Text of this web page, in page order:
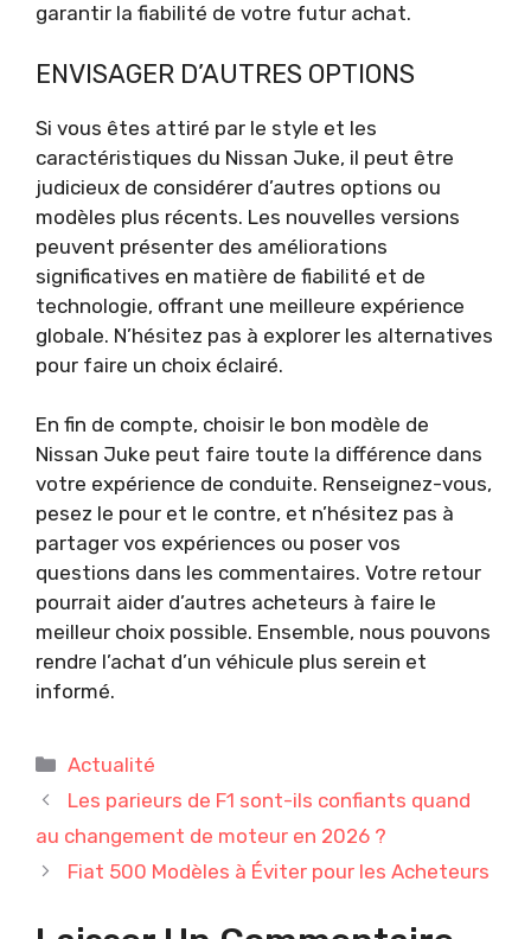
garantir la fiabilité de votre futur achat.
ENVISAGER D’AUTRES OPTIONS
Si vous êtes attiré par le style et les
caractéristiques du Nissan Juke, il peut être
judicieux de considérer d’autres options ou
modèles plus récents. Les nouvelles versions
peuvent présenter des améliorations
significatives en matière de fiabilité et de
technologie, offrant une meilleure expérience
globale. N’hésitez pas à explorer les alternatives
pour faire un choix éclairé.
En fin de compte, choisir le bon modèle de
Nissan Juke peut faire toute la différence dans
votre expérience de conduite. Renseignez-vous,
pesez le pour et le contre, et n’hésitez pas à
partager vos expériences ou poser vos
questions dans les commentaires. Votre retour
pourrait aider d’autres acheteurs à faire le
meilleur choix possible. Ensemble, nous pouvons
rendre l’achat d’un véhicule plus serein et
informé.
Catégories
Actualité
Les parieurs de F1 sont-ils confiants quand
au changement de moteur en 2026 ?
Fiat 500 Modèles à Éviter pour les Acheteurs